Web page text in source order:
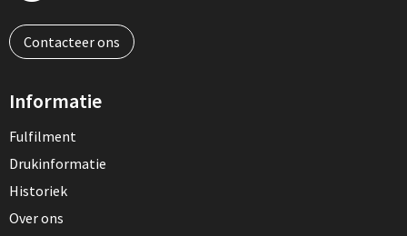
Contacteer ons
Informatie
Fulfilment
Drukinformatie
Historiek
Over ons